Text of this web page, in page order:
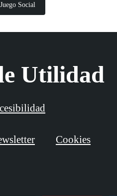
Social
Utilidad
Cookies